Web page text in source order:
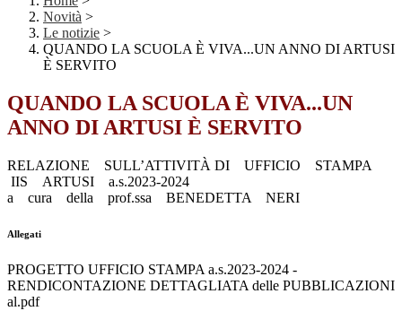
Novità >
Le notizie >
QUANDO LA SCUOLA È VIVA...UN ANNO DI ARTUSI
È SERVITO
QUANDO LA SCUOLA È VIVA...UN
ANNO DI ARTUSI È SERVITO
RELAZIONE SULL’ATTIVITÀ DI UFFICIO STAMPA
IIS ARTUSI a.s.2023-2024
a cura della prof.ssa BENEDETTA NERI
Allegati
PROGETTO UFFICIO STAMPA a.s.2023-2024 -
RENDICONTAZIONE DETTAGLIATA delle PUBBLICAZIONI
al.pdf